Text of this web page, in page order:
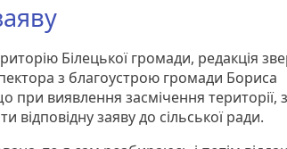
Білецької громади, редакція
з благоустрою громади Бориса
при виявлення засмічення території,
відповідну заяву до сільської ради.